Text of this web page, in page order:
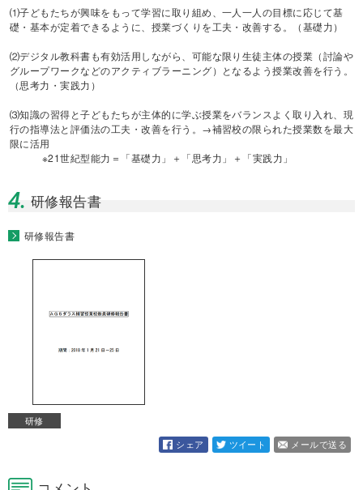
⑴子どもたちが興味をもって学習に取り組め、一人一人の目標に応じて基
礎・基本が定着できるように、授業づくりを工夫・改善する。（基礎力）
⑵デジタル教科書も有効活用しながら、可能な限り生徒主体の授業（討論や
グループワークなどのアクティブラーニング）となるよう授業改善を行う。
（思考力・実践力）
⑶知識の習得と子どもたちが主体的に学ぶ授業をバランスよく取り入れ、現
行の指導法と評価法の工夫・改善を行う。→補習校の限られた授業数を最大
限に活用
※21世紀型能力＝「基礎力」＋「思考力」＋「実践力」
4. 研修報告書
研修報告書
研修
シェア
ツイート メールで送る